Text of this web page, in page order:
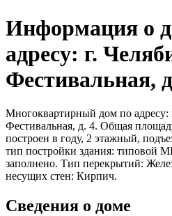
Информация о
адресу: г.
Фестивальная,
Многоквартирный дом по адресу:
Фестивальная, д. 4. Общая
построен в году, 2 этажный,
тип постройки здания: типовой
заполнено. Тип перекрытий:
несущих стен: Кирпич.
Сведения о доме